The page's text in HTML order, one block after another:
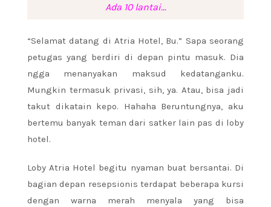
Ada 10 lantai…
“Selamat datang di Atria Hotel, Bu.” Sapa seorang
petugas yang berdiri di depan pintu masuk. Dia
ngga menanyakan maksud kedatanganku.
Mungkin termasuk privasi, sih, ya. Atau, bisa jadi
takut dikatain kepo. Hahaha Beruntungnya, aku
bertemu banyak teman dari satker lain pas di loby
hotel.
Loby Atria Hotel begitu nyaman buat bersantai. Di
bagian depan resepsionis terdapat beberapa kursi
dengan warna merah menyala yang bisa